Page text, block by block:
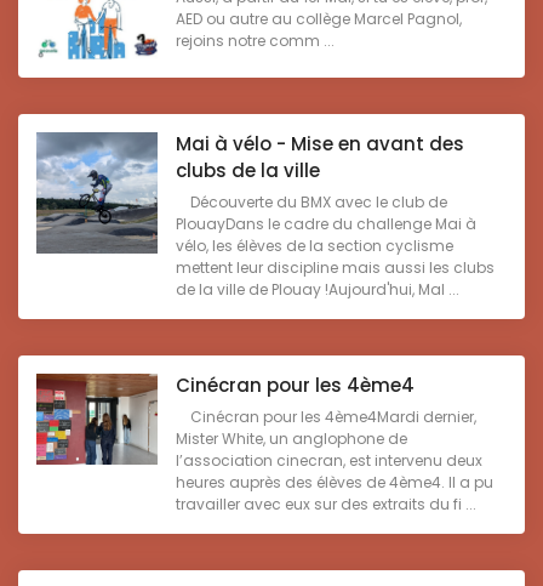
AED ou autre au collège Marcel Pagnol,
rejoins notre comm ...
Mai à vélo - Mise en avant des
clubs de la ville
Découverte du BMX avec le club de
PlouayDans le cadre du challenge Mai à
vélo, les élèves de la section cyclisme
mettent leur discipline mais aussi les clubs
de la ville de Plouay !Aujourd'hui, Mal ...
Cinécran pour les 4ème4
Cinécran pour les 4ème4Mardi dernier,
Mister White, un anglophone de
l’association cinecran, est intervenu deux
heures auprès des élèves de 4ème4. Il a pu
travailler avec eux sur des extraits du fi ...